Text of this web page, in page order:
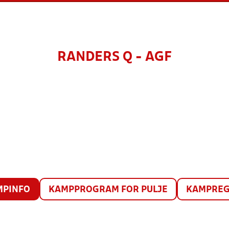
RANDERS Q - AGF
KAMPPROGRAM FOR PULJE